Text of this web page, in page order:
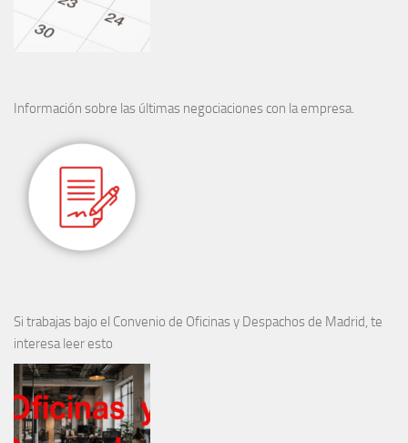
Información sobre las últimas negociaciones con la empresa.
Si trabajas bajo el Convenio de Oficinas y Despachos de Madrid, te
interesa leer esto